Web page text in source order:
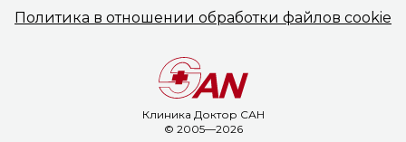
Клиника Доктор САН
© 2005—2026
Политика в отношении обработки файлов cookie